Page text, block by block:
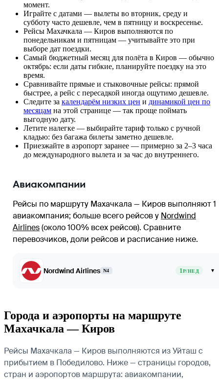
момент.
Играйте с датами — вылеты во вторник, среду и
субботу часто дешевле, чем в пятницу и воскресенье.
Рейсы Махачкала — Киров выполняются по
понедельникам и пятницам — учитывайте это при
выборе дат поездки.
Самый бюджетный месяц для полёта в Киров — обычно
октябрь: если даты гибкие, планируйте поездку на это
время.
Сравнивайте прямые и стыковочные рейсы: прямой
быстрее, а рейс с пересадкой иногда ощутимо дешевле.
Следите за календарём низких цен и динамикой цен по
месяцам на этой странице — так проще поймать
выгодную дату.
Летите налегке — выбирайте тариф только с ручной
кладью: без багажа билеты заметно дешевле.
Приезжайте в аэропорт заранее — примерно за 2–3 часа
до международного вылета и за час до внутреннего.
Авиакомпании
Рейсы по маршруту Махачкала — Киров выполняют 1
авиакомпания; больше всего рейсов у Nordwind
Airlines(около 100% всех рейсов). Сравните
перевозчиков, доли рейсов и расписание ниже.
Nordwind Airlines N4 1Р/НЕД ▾
Города и аэропорты на маршруте
Махачкала — Киров
Рейсы Махачкала — Киров выполняются из Уйташ с
прибытием в Победилово. Ниже — страницы городов,
стран и аэропортов маршрута: авиакомпании,